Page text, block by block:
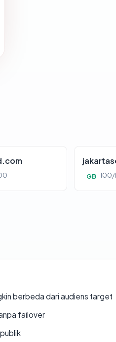
GB 100/
berbeda dari audiens target
failover